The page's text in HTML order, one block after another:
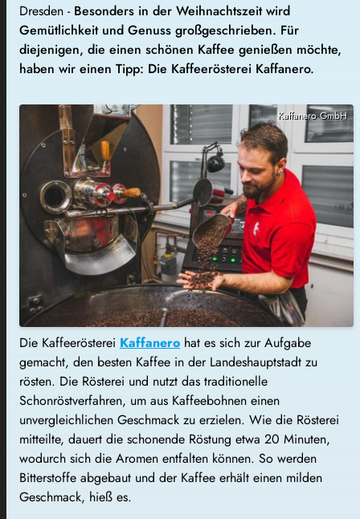
Dresden - Besonders in der Weihnachtszeit wird
Gemütlichkeit und Genuss großgeschrieben. Für
diejenigen, die einen schönen Kaffee genießen möchte,
haben wir einen Tipp: Die Kaffeerösterei Kaffanero.
Kaffanero GmbH
Die Kaffeerösterei Kaffanero hat es sich zur Aufgabe
gemacht, den besten Kaffee in der Landeshauptstadt zu
rösten. Die Rösterei und nutzt das traditionelle
Schonröstverfahren, um aus Kaffeebohnen einen
unvergleichlichen Geschmack zu erzielen. Wie die Rösterei
mitteilte, dauert die schonende Röstung etwa 20 Minuten,
wodurch sich die Aromen entfalten können. So werden
Bitterstoffe abgebaut und der Kaffee erhält einen milden
Geschmack, hieß es.